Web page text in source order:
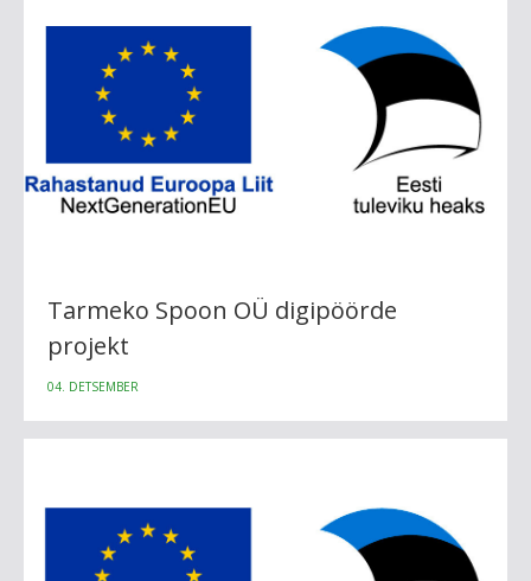
Tarmeko Spoon OÜ digipöörde
projekt
04. DETSEMBER